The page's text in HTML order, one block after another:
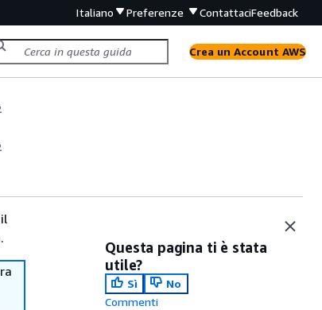
Italiano Preferenze ContattaciFeedback
Crea un Account AWS
Questa pagina ti è stata
utile?
Sì
No
Commenti